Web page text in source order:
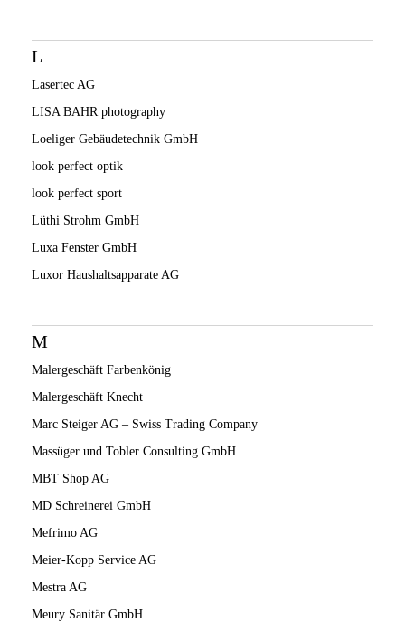
L
Lasertec AG
LISA BAHR photography
Loeliger Gebäudetechnik GmbH
look perfect optik
look perfect sport
Lüthi Strohm GmbH
Luxa Fenster GmbH
Luxor Haushaltsapparate AG
M
Malergeschäft Farbenkönig
Malergeschäft Knecht
Marc Steiger AG – Swiss Trading Company
Massüger und Tobler Consulting GmbH
MBT Shop AG
MD Schreinerei GmbH
Mefrimo AG
Meier-Kopp Service AG
Mestra AG
Meury Sanitär GmbH